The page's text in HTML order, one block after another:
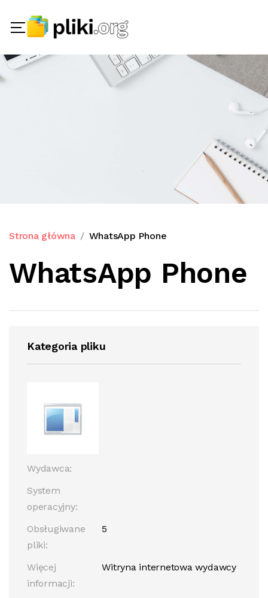
Strona główna WhatsApp Phone
WhatsApp Phone
Kategoria pliku
Wydawca:
System
operacyjny:
Obsługiwane
pliki:
5
Więcej
informacji:
Witryna internetowa wydawcy